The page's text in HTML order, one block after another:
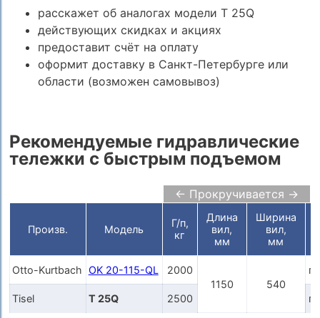
расскажет об аналогах модели T 25Q
действующих скидках и акциях
предоставит счёт на оплату
оформит доставку в Санкт-Петербурге или
области (возможен самовывоз)
Рекомендуемые гидравлические
тележки с быстрым подъемом
← Прокручивается →
Произв. Модель
Г/п,
кг
Длина
вил,
мм
Ширина
вил,
мм
Otto-Kurtbach OK 20-115-QL
2000
1150
540
Tisel T 25Q 2500